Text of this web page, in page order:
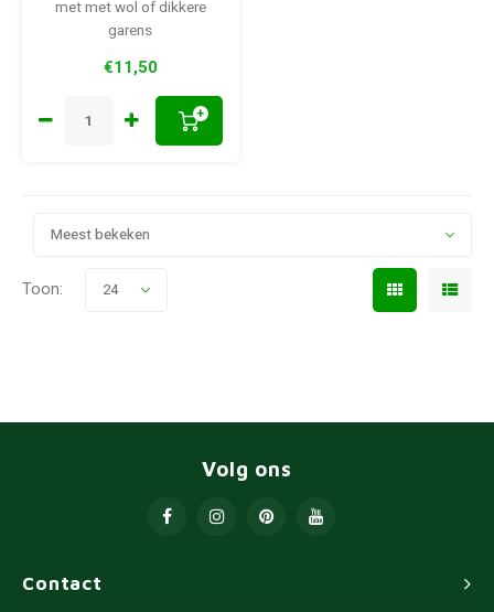
met met wol of dikkere
garens
€11,50
+
Meest bekeken
Toon: 24
Contact
Volg ons